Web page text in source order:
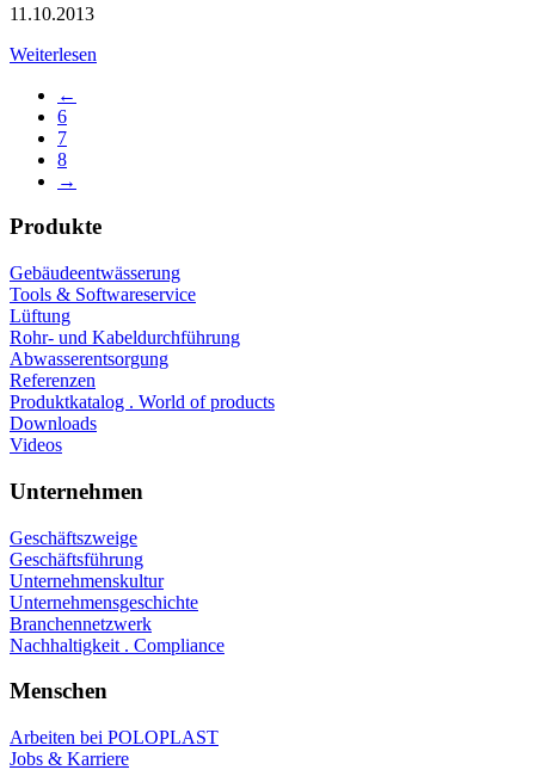
11.10.2013
Weiterlesen
←
6
7
8
→
Produkte
Gebäudeentwässerung
Tools & Softwareservice
Lüftung
Rohr- und Kabeldurchführung
Abwasserentsorgung
Referenzen
Produktkatalog . World of products
Downloads
Videos
Unternehmen
Geschäftszweige
Geschäftsführung
Unternehmenskultur
Unternehmensgeschichte
Branchennetzwerk
Nachhaltigkeit . Compliance
Menschen
Arbeiten bei POLOPLAST
Jobs & Karriere